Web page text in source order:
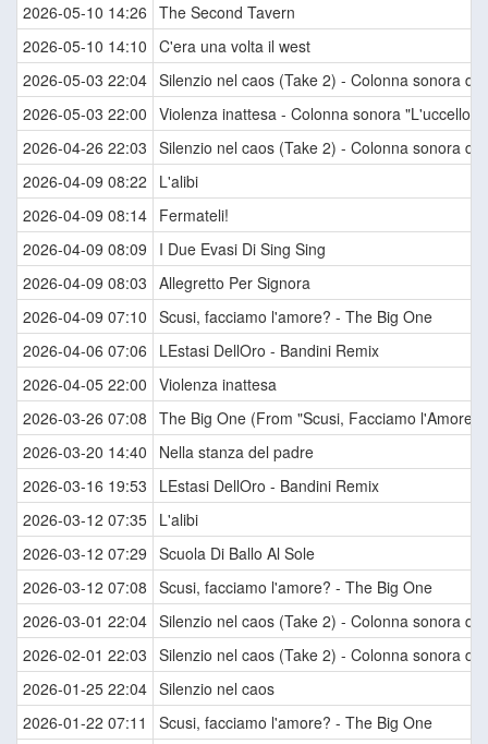
2026-05-10 14:26 The Second Tavern
2026-05-10 14:10 C'era una volta il west
2026-05-03 22:04 Silenzio nel caos (Take 2) - Colonna sonora
2026-05-03 22:00 Violenza inattesa - Colonna sonora "L'uccello
2026-04-26 22:03 Silenzio nel caos (Take 2) - Colonna sonora
2026-04-09 08:22
L'alibi
2026-04-09 08:14 Fermateli!
2026-04-09 08:09
I Due Evasi Di Sing Sing
2026-04-09 08:03 Allegretto Per Signora
2026-04-09 07:10 Scusi, facciamo l'amore? - The Big One
2026-04-06 07:06
LEstasi DellOro - Bandini Remix
2026-04-05 22:00 Violenza inattesa
2026-03-26 07:08 The Big One (From "Scusi, Facciamo
2026-03-20 14:40
Nella stanza del padre
2026-03-16 19:53
LEstasi DellOro - Bandini Remix
2026-03-12 07:35 L'alibi
2026-03-12 07:29 Scuola Di Ballo Al Sole
2026-03-12 07:08 Scusi, facciamo l'amore? - The Big One
2026-03-01 22:04 Silenzio nel caos (Take 2) - Colonna sonora
2026-02-01 22:03 Silenzio nel caos (Take 2) - Colonna sonora
2026-01-25 22:04 Silenzio nel caos
2026-01-22 07:11
Scusi, facciamo l'amore? - The Big One